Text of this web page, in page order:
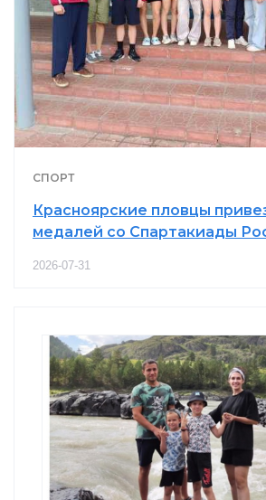
СПОРТ
Красноярские пловцы
медалей со Спартакиады
2026-07-31